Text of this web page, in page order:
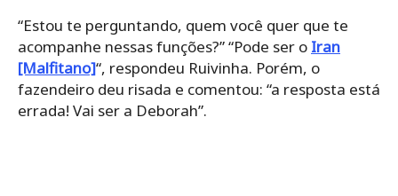
“Estou te perguntando, quem você quer que te
acompanhe nessas funções?” “Pode ser o Iran
[Malfitano]“, respondeu Ruivinha. Porém, o
fazendeiro deu risada e comentou: “a resposta está
errada! Vai ser a Deborah”.